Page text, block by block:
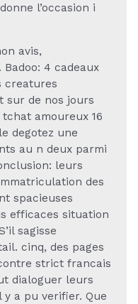
l’occasion i
avis,
4 cadeaux
creatures
sur de nos jours
amoureux 16
degotez une
au n deux parmi
leurs
des
spacieuses
efficaces situation
sagisse
cinq, des pages
strict francais
dialoguer leurs
y a pu verifier. Que